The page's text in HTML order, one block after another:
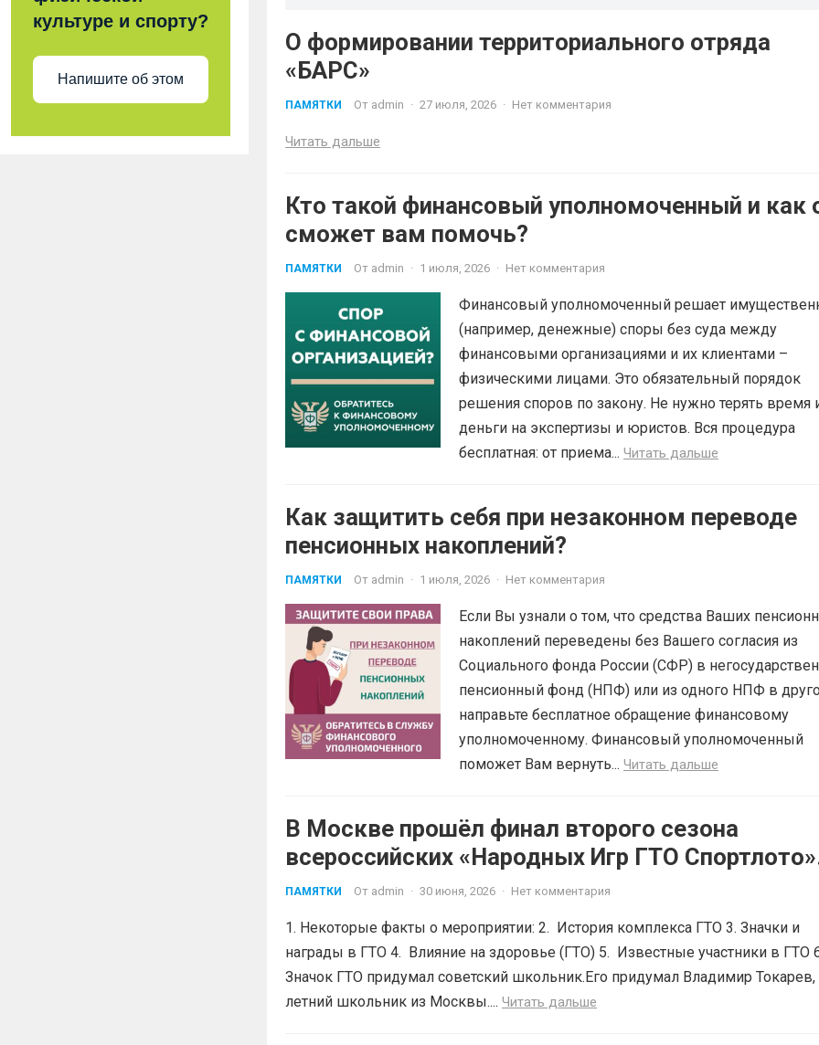
культуре и спорту?
Напишите об этом
О формировании территориального отряда
«БАРС»
ПАМЯТКИ От admin · 27 июля, 2026 · Нет комментария
Читать дальше
Кто такой финансовый уполномоченный и как
сможет вам помочь?
ПАМЯТКИ От admin · 1 июля, 2026 · Нет комментария
Финансовый уполномоченный решает
(например, денежные) споры без суда между
финансовыми организациями и их клиентами –
физическими лицами. Это обязательный порядок
решения споров по закону. Не нужно терять время
деньги на экспертизы и юристов. Вся процедура
бесплатная: от приема... Читать дальше
Как защитить себя при незаконном переводе
пенсионных накоплений?
ПАМЯТКИ От admin · 1 июля, 2026 · Нет комментария
Если Вы узнали о том, что средства Ваших
накоплений переведены без Вашего согласия из
Социального фонда России (СФР) в
пенсионный фонд (НПФ) или из одного НПФ в
направьте бесплатное обращение финансовому
уполномоченному. Финансовый уполномоченный
поможет Вам вернуть... Читать дальше
В Москве прошёл финал второго сезона
всероссийских «Народных Игр ГТО Спортлото»
ПАМЯТКИ От admin · 30 июня, 2026 · Нет комментария
1. Некоторые факты о мероприятии: 2. История комплекса ГТО 3. Значки и
награды в ГТО 4. Влияние на здоровье (ГТО) 5. Известные участники в ГТО
Значок ГТО придумал советский школьник.Его придумал Владимир
летний школьник из Москвы.... Читать дальше